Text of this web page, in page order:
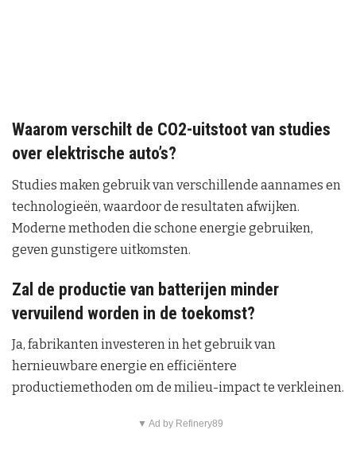
Waarom verschilt de CO2-uitstoot van studies
over elektrische auto’s?
Studies maken gebruik van verschillende aannames en
technologieën, waardoor de resultaten afwijken.
Moderne methoden die schone energie gebruiken,
geven gunstigere uitkomsten.
Zal de productie van batterijen minder
vervuilend worden in de toekomst?
Ja, fabrikanten investeren in het gebruik van
hernieuwbare energie en efficiëntere
productiemethoden om de milieu-impact te verkleinen.
▼ Ad by Refinery89